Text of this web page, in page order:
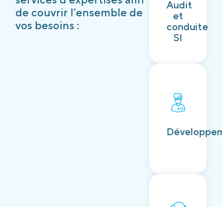
de couvrir l’ensemble de
vos besoins :
Audit
et
conduite
SI
Découvrir